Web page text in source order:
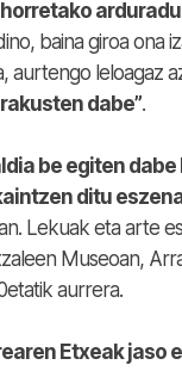
baina giroa ona
aurtengo
dabe”.
be egiten dabe
ditu
Lekuak eta arte
Museoan,
aurrera.
Etxeak jaso